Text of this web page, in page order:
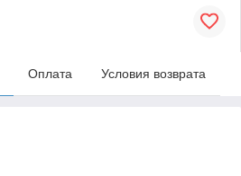
Оплата Условия возврата